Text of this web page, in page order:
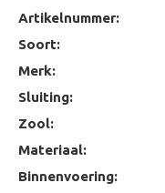
Artikelnummer:
Soort:
Merk:
Sluiting:
Zool:
Materiaal:
Binnenvoering: